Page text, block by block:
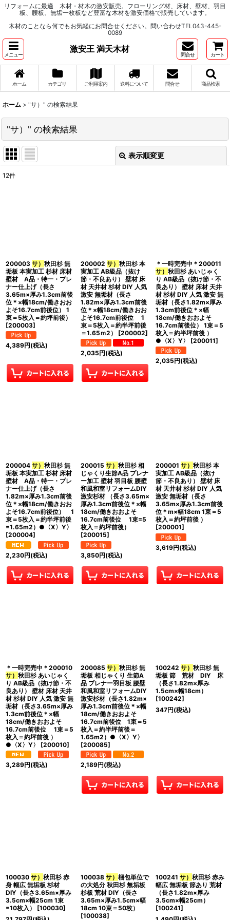
リフォームに最適 木材・材木の激安販売。フローリング材、床材、壁材、羽目
板、腰板、無垢一枚板など豊富な木材を激安価格で販売しています。
木材のことなら何でもお気軽にお問合せください。問い合わせTEL043-445-
0089
メニュー
激安王 満天木材
問合せ カート
ホーム カテゴリ ご利用案内 送料について 問合せ 商品検索
ホーム > "サ）" の検索結果
"サ）" の検索結果
表示順変更
絞り込む
12件
200003 サ） 秋田杉 無
垢板 本実加工 杉材 床材
壁材 A品・特一・プレ
ナー仕上げ（長さ
3.65m×厚み1.3cm前後
位＊×幅18cm/働きおお
よそ16.7cm前後位） 1
束＝5枚入＝約坪前後）
[200003]
4,389円(税込)
200002 サ） 秋田杉 本
実加工 AB級品（抜け
節・不良あり） 壁材 床
材 天井材 杉材 DIY 人気
激安 無垢材（長さ
1.82m×厚み1.3cm前後
位＊×幅18cm/働きおお
よそ16.7cm前後位 1
束＝5枚入＝約半坪前後
＝1.65ｍ2）
[200002]
2,035円(税込)
＊一時完売中＊200011
サ） 秋田杉 あいじゃく
り AB級品（抜け節・不
良あり） 壁材 床材 天井
材 杉材 DIY 人気 激安 無
垢材（長さ1.82m×厚み
1.3cm前後位＊×幅
18cm/働きおおよそ
16.7cm前後位） 1束＝5
枚入＝約半坪前後 ）
●〈X〉Y〉
[200011]
2,035円(税込)
200004 サ） 秋田杉 無
垢板 本実加工 杉材 床材
壁材 A品・特一・プレ
ナー仕上げ（長さ
1.82m×厚み1.3cm前後
位＊×幅18cm/働きおお
よそ16.7cm前後位） 1
束＝5枚入＝約半坪前後
=1.65m2）●〈X〉Y〉
[200004]
2,230円(税込)
200015 サ） 秋田杉 相
じゃくり生節A品 プレナ
ー加工 壁材 羽目板 腰壁
和風和室リフォームDIY
激安杉材 （長さ3.65m×
厚み1.3cm前後位＊×幅
18cm/働きおおよそ
16.7cm前後位 1束=5
枚入＝約坪前後）
[200015]
3,850円(税込)
200001 サ） 秋田杉 本
実加工 AB級品（抜け
節・不良あり） 壁材 床
材 天井材 杉材 DIY 人気
激安 無垢材（長さ
3.65m×厚み1.3cm前後
位＊m×幅18cm 1束＝5
枚入＝約坪前後 ）
[200001]
3,619円(税込)
＊一時完売中＊200010
サ） 秋田杉 あいじゃく
り AB級品（抜け節・不
良あり） 壁材 床材 天井
材 杉材 DIY 人気 激安 無
垢材（長さ3.65m×厚み
1.3cm前後位＊×幅
18cm/働きおおよそ
16.7cm前後位 1束＝5
枚入＝約坪前後 ）
●〈X〉Y〉
[200010]
3,289円(税込)
200085 サ） 秋田杉 無
垢板 相じゃくり 生節A
品 プレナー羽目板 腰壁
和風和室リフォームDIY
激安杉材（長さ1.82m×
厚み1.3cm前後位＊×幅
18cm/働きおおよそ
16.7cm前後位 1束＝5
枚入＝約半坪前後＝
1.65m2）●〈X〉Y〉
[200085]
2,189円(税込)
100242 サ） 秋田杉 無
垢板 節 荒材 DIY 床
（長さ1.82m×厚み
1.5cm×幅18cm）
[100242]
347円(税込)
100030 サ） 秋田杉 赤
身 幅広 無垢板 杉材
DIY（長さ3.65m×厚み
3.5cm×幅25cm 1束
=10枚入）
[100030]
100038 サ） 梱包単位で
の大処分 秋田杉 無垢板
杉板 荒材 DIY（長さ
3.65m×厚み1.5cm×幅
18cm 10束＝50枚）
[100038]
100241 サ） 秋田杉 赤み
幅広 無垢板 節あり 荒材
（長さ1.82m×厚み
3.5cm×幅25cm）
[100241]